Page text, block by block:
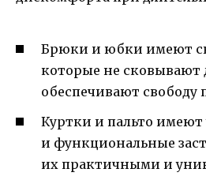
Брюки и юбки имеют
которые не сковывают
обеспечивают свободу
Куртки и пальто
и функциональные
их практичными и